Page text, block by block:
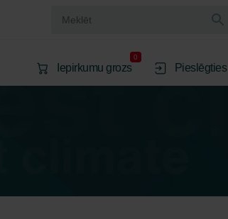
Iepirkumu grozs
0
Pieslēgties